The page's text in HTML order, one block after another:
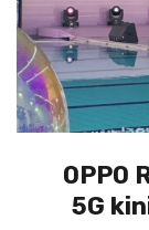
OPPO
5G